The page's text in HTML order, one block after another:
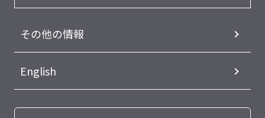
その他の情報
English